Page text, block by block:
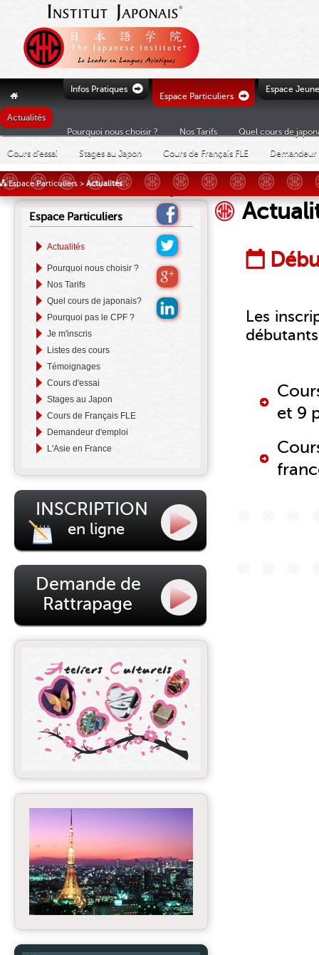
Ò
Infos Pratiques
Ò
Espace Particuliers
Espace
"
Actualités
Pourquoi nous choisir ?
Nos Tarifs Quel cours de
Cours d'essai Stages au Japon Cours de Français FLE
Espace Particuliers > Actualités
Espace Particuliers
Actualités
Pourquoi nous choisir ?
Nos Tarifs
Quel cours de japonais?
Pourquoi pas le CPF ?
Je m'inscris
Listes des cours
Témoignages
Cours d'essai
Stages au Japon
Cours de Français FLE
Demandeur d'emploi
L'Asie en France
INSCRIPTION
en ligne
Demande de
Rattrapage
£
Les
et 9